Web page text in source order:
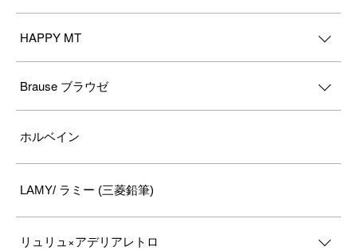
HAPPY MT
Brause ブラウゼ
ホルベイン
LAMY/ ラミー (三菱鉛筆)
リュリュ×アデリアレトロ